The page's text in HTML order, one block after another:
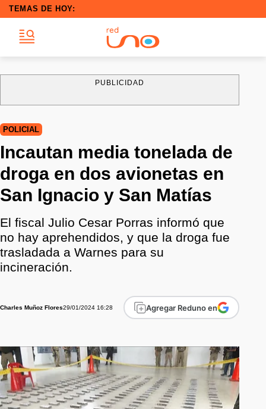
TEMAS DE HOY:
PUBLICIDAD
POLICIAL
Incautan media tonelada de
droga en dos avionetas en
San Ignacio y San Matías
El fiscal Julio Cesar Porras informó que
no hay aprehendidos, y que la droga fue
trasladada a Warnes para su
incineración.
Charles Muñoz Flores29/01/2024 16:28 Agregar Reduno en